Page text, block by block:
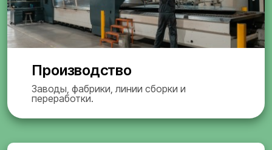
Производство
Заводы, фабрики, линии сборки и
переработки.